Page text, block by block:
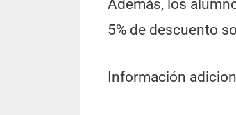
Además, los
5% de descuento
Información